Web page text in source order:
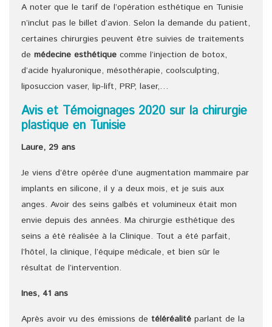
A noter que le tarif de l’opération esthétique en Tunisie
n’inclut pas le billet d’avion. Selon la demande du patient,
certaines chirurgies peuvent être suivies de traitements
de médecine esthétique comme l’injection de botox,
d’acide hyaluronique, mésothérapie, coolsculpting,
liposuccion vaser, lip-lift, PRP, laser,…
Avis et Témoignages 2020 sur la chirurgie
plastique en Tunisie
Laure, 29 ans
Je viens d’être opérée d’une augmentation mammaire par
implants en silicone, il y a deux mois, et je suis aux
anges. Avoir des seins galbés et volumineux était mon
envie depuis des années. Ma chirurgie esthétique des
seins a été réalisée à la Clinique. Tout a été parfait,
l’hôtel, la clinique, l’équipe médicale, et bien sûr le
résultat de l’intervention.
Ines, 41 ans
Après avoir vu des émissions de téléréalité parlant de la